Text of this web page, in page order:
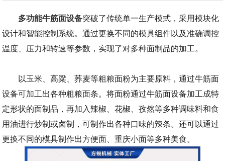
多功能牛筋面设备突破了传统单一生产模式，采用模块化
设计和智能控制系统。通过更换不同的模具组件以及准确调控
温度、压力和转速等参数，实现了对多种面制品的加工。
以玉米、高粱、荞麦等粗粮面粉为主要原料，通过牛筋面
设备可加工出各种粗粮面条。将面粉通过牛筋面设备加工成特
定形状的面制品，再加入辣椒、花椒、孜然等多种调味料和食
用油进行炒制或卤制，可制作出各种口味的辣条。还可以通过
更换不同的模具制作出方便面、重庆小面等多种美食。